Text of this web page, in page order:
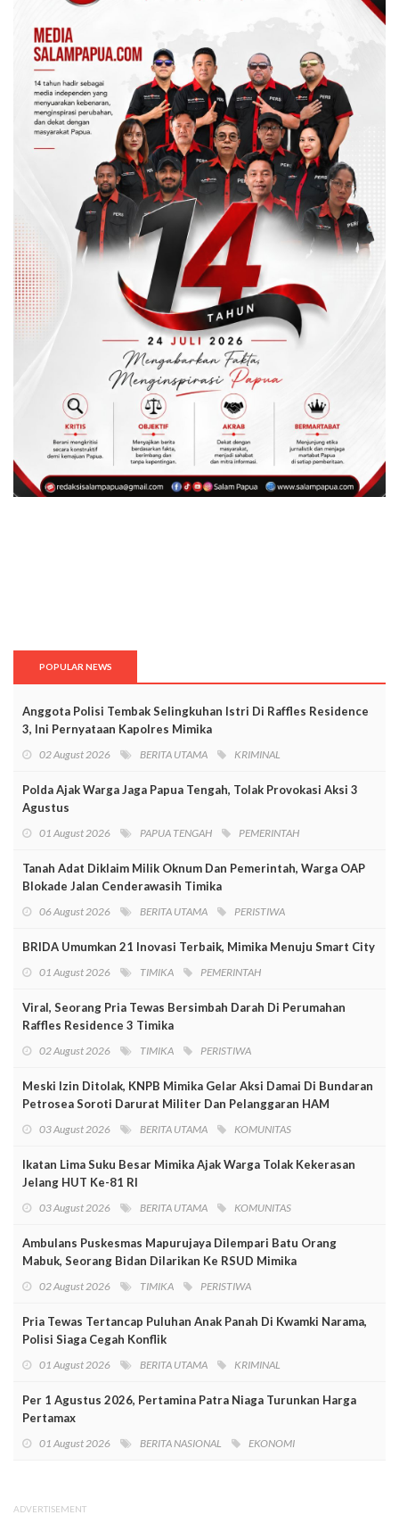
POPULAR NEWS
Anggota Polisi Tembak Selingkuhan Istri Di Raffles Residence
3, Ini Pernyataan Kapolres Mimika
02 August 2026 BERITA UTAMA KRIMINAL
Polda Ajak Warga Jaga Papua Tengah, Tolak Provokasi Aksi 3
Agustus
01 August 2026 PAPUA TENGAH PEMERINTAH
Tanah Adat Diklaim Milik Oknum Dan Pemerintah, Warga OAP
Blokade Jalan Cenderawasih Timika
06 August 2026 BERITA UTAMA PERISTIWA
BRIDA Umumkan 21 Inovasi Terbaik, Mimika Menuju Smart City
01 August 2026 TIMIKA PEMERINTAH
Viral, Seorang Pria Tewas Bersimbah Darah Di Perumahan
Raffles Residence 3 Timika
02 August 2026 TIMIKA PERISTIWA
Meski Izin Ditolak, KNPB Mimika Gelar Aksi Damai Di Bundaran
Petrosea Soroti Darurat Militer Dan Pelanggaran HAM
03 August 2026 BERITA UTAMA KOMUNITAS
Ikatan Lima Suku Besar Mimika Ajak Warga Tolak Kekerasan
Jelang HUT Ke-81 RI
03 August 2026 BERITA UTAMA KOMUNITAS
Ambulans Puskesmas Mapurujaya Dilempari Batu Orang
Mabuk, Seorang Bidan Dilarikan Ke RSUD Mimika
02 August 2026 TIMIKA PERISTIWA
Pria Tewas Tertancap Puluhan Anak Panah Di Kwamki Narama,
Polisi Siaga Cegah Konflik
01 August 2026 BERITA UTAMA KRIMINAL
Per 1 Agustus 2026, Pertamina Patra Niaga Turunkan Harga
Pertamax
01 August 2026 BERITA NASIONAL EKONOMI
ADVERTISEMENT